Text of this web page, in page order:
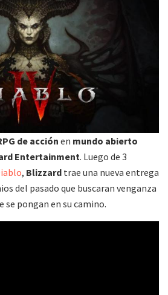
de acción en mundo abierto
Entertainment. Luego de 3
, Blizzard trae una nueva entrega
del pasado que buscaran venganza
se pongan en su camino.